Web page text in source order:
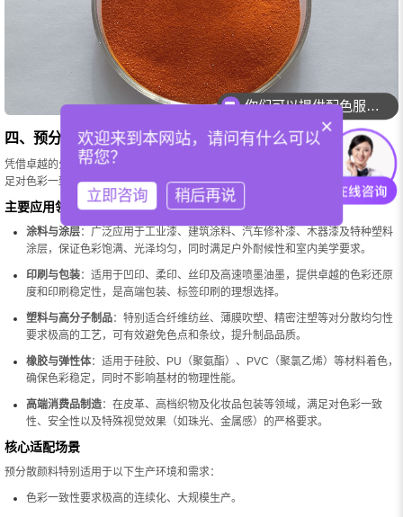
四、预分散颜料应用：赋能多领域的精准色彩方案
凭借卓越的分散性与稳定性，预分散颜料为各行业提供精准、可控的色彩方案，满
足对色彩一致性和性能要求极高的应用场景。
主要应用领域
涂料与涂层：广泛应用于工业漆、建筑涂料、汽车修补漆、木器漆及特种塑料
涂层，保证色彩饱满、光泽均匀，同时满足户外耐候性和室内美学要求。
印刷与包装：适用于凹印、柔印、丝印及高速喷墨油墨，提供卓越的色彩还原
度和印刷稳定性，是高端包装、标签印刷的理想选择。
塑料与高分子制品：特别适合纤维纺丝、薄膜吹塑、精密注塑等对分散均匀性
要求极高的工艺，可有效避免色点和条纹，提升制品品质。
橡胶与弹性体：适用于硅胶、PU（聚氨酯）、PVC（聚氯乙烯）等材料着色，
确保色彩稳定，同时不影响基材的物理性能。
高端消费品制造：在皮革、高档织物及化妆品包装等领域，满足对色彩一致
性、安全性以及特殊视觉效果（如珠光、金属感）的严格要求。
核心适配场景
预分散颜料特别适用于以下生产环境和需求：
色彩一致性要求极高的连续化、大规模生产。
你们可以提供配色服务吗？
×
欢迎来到本网站，请问有什么可以
帮您？
立即咨询 稍后再说